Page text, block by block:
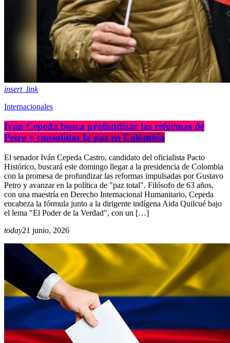
insert_link
Internacionales
Iván Cepeda busca profundizar las reformas de
Petro y consolidar la paz en Colombia
El senador Iván Cepeda Castro, candidato del oficialista Pacto
Histórico, buscará este domingo llegar a la presidencia de Colombia
con la promesa de profundizar las reformas impulsadas por Gustavo
Petro y avanzar en la política de "paz total". Filósofo de 63 años,
con una maestría en Derecho Internacional Humanitario, Cepeda
encabeza la fórmula junto a la dirigente indígena Aida Quilcué bajo
el lema "El Poder de la Verdad", con un […]
today21 junio, 2026